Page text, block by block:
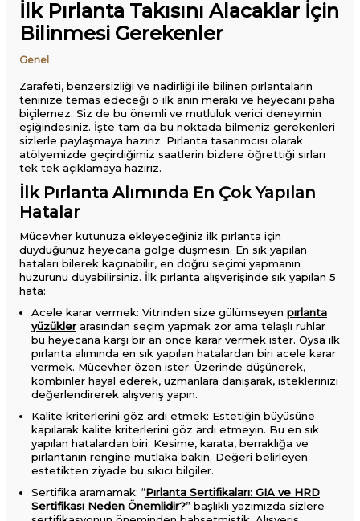
İlk Pırlanta Takısını Alacaklar İçin
Bilinmesi Gerekenler
Genel
Zarafeti, benzersizliği ve nadirliği ile bilinen pırlantaların
teninize temas edeceği o ilk anın merakı ve heyecanı paha
biçilemez. Siz de bu önemli ve mutluluk verici deneyimin
eşiğindesiniz. İşte tam da bu noktada bilmeniz gerekenleri
sizlerle paylaşmaya hazırız. Pırlanta tasarımcısı olarak
atölyemizde geçirdiğimiz saatlerin bizlere öğrettiği sırları
tek tek açıklamaya hazırız.
İlk Pırlanta Alımında En Çok Yapılan
Hatalar
Mücevher kutunuza ekleyeceğiniz ilk pırlanta için
duyduğunuz heyecana gölge düşmesin. En sık yapılan
hataları bilerek kaçınabilir, en doğru seçimi yapmanın
huzurunu duyabilirsiniz. İlk pırlanta alışverişinde sık yapılan 5
hata:
Acele karar vermek: Vitrinden size gülümseyen pırlanta
yüzüklerarasından seçim yapmak zor ama telaşlı ruhlar
bu heyecana karşı bir an önce karar vermek ister. Oysa ilk
pırlanta alımında en sık yapılan hatalardan biri acele karar
vermek. Mücevher özen ister. Üzerinde düşünerek,
kombinler hayal ederek, uzmanlara danışarak, isteklerinizi
değerlendirerek alışveriş yapın.
Kalite kriterlerini göz ardı etmek: Estetiğin büyüsüne
kapılarak kalite kriterlerini göz ardı etmeyin. Bu en sık
yapılan hatalardan biri. Kesime, karata, berraklığa ve
pırlantanın rengine mutlaka bakın. Değeri belirleyen
estetikten ziyade bu sıkıcı bilgiler.
Sertifika aramamak: “Pırlanta Sertifikaları: GIA ve HRD
Sertifikası Neden Önemlidir?” başlıklı yazımızda sizlere